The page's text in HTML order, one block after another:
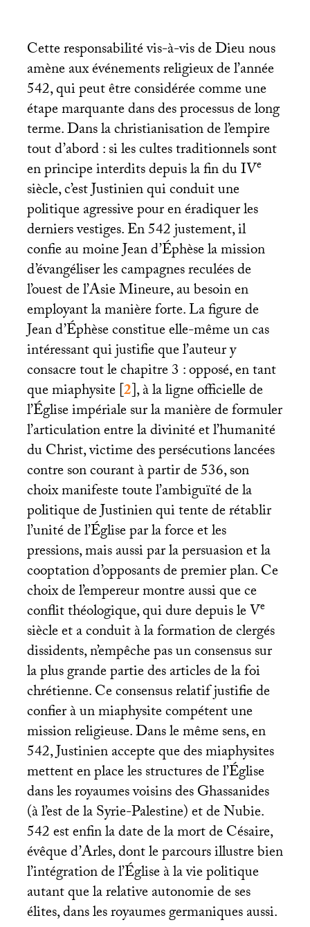
Cette responsabilité vis-à-vis de Dieu nous
amène aux événements religieux de l’année
542, qui peut être considérée comme une
étape marquante dans des processus de long
terme. Dans la christianisation de l’empire
tout d’abord : si les cultes traditionnels sont
en principe interdits depuis la fin duIVe
siècle, c’est Justinien qui conduit une
politique agressive pour en éradiquer les
derniers vestiges. En 542 justement, il
confie au moine Jean d’Éphèse la mission
d’évangéliser les campagnes reculées de
l’ouest de l’Asie Mineure, au besoin en
employant la manière forte. La figure de
Jean d’Éphèse constitue elle-même un cas
intéressant qui justifie que l’auteur y
consacre tout le chapitre 3 : opposé, en tant
que miaphysite[2], à la ligne officielle de
l’Église impériale sur la manière de formuler
l’articulation entre la divinité et l’humanité
du Christ, victime des persécutions lancées
contre son courant à partir de 536, son
choix manifeste toute l’ambiguïté de la
politique de Justinien qui tente de rétablir
l’unité de l’Église par la force et les
pressions, mais aussi par la persuasion et la
cooptation d’opposants de premier plan. Ce
choix de l’empereur montre aussi que ce
conflit théologique, qui dure depuis le Ve
siècle et a conduit à la formation de clergés
dissidents, n’empêche pas un consensus sur
la plus grande partie des articles de la foi
chrétienne. Ce consensus relatif justifie de
confier à un miaphysite compétent une
mission religieuse. Dans le même sens, en
542, Justinien accepte que des miaphysites
mettent en place les structures de l’Église
dans les royaumes voisins des Ghassanides
(à l’est de la Syrie-Palestine) et de Nubie.
542 est enfin la date de la mort de Césaire,
évêque d’Arles, dont le parcours illustre bien
l’intégration de l’Église à la vie politique
autant que la relative autonomie de ses
élites, dans les royaumes germaniques aussi.